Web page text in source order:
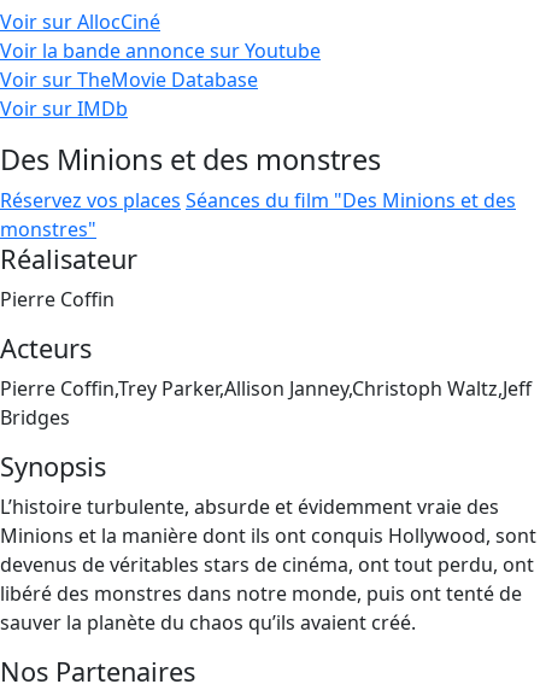
Voir sur AllocCiné
Voir la bande annonce sur Youtube
Voir sur TheMovie Database
Voir sur IMDb
Des Minions et des monstres
Réservez vos places Séances du film "Des Minions et des
monstres"
Réalisateur
Pierre Coffin
Acteurs
Pierre Coffin,Trey Parker,Allison Janney,Christoph Waltz,Jeff
Bridges
Synopsis
L’histoire turbulente, absurde et évidemment vraie des
Minions et la manière dont ils ont conquis Hollywood, sont
devenus de véritables stars de cinéma, ont tout perdu, ont
libéré des monstres dans notre monde, puis ont tenté de
sauver la planète du chaos qu’ils avaient créé.
Nos Partenaires